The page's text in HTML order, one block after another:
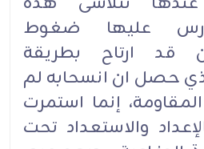
عليها ضغوط
قد ارتاح بطريقة
حصل ان انسحابه لم
إنما استمرت
والاستعداد تحت